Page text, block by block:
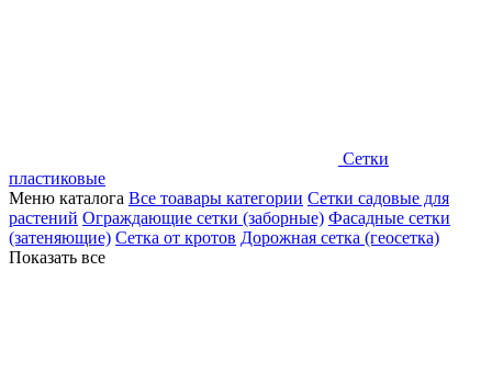
Сетки
пластиковые
Меню каталога Все тоавары категории Сетки садовые для
растений Ограждающие сетки (заборные) Фасадные сетки
(затеняющие) Сетка от кротов Дорожная сетка (геосетка)
Показать все